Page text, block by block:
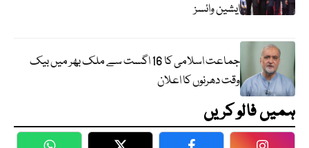
ایشین وائسز
جماعت اسلامی کا 16 اگست سے ملک بھر میں بیک
وقت دھرنوں کا اعلان
ہمیں فالو کریں